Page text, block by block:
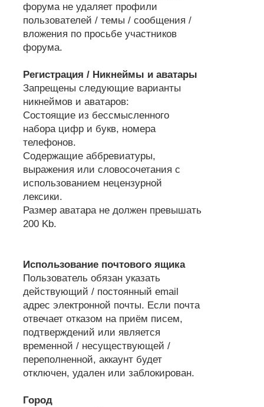
форума не удаляет профили
пользователей / темы / сообщения /
вложения по просьбе участников
форума.
Регистрация / Никнеймы и аватары
Запрещены следующие варианты
никнеймов и аватаров:
Состоящие из бессмысленного
набора цифр и букв, номера
телефонов.
Содержащие аббревиатуры,
выражения или словосочетания с
использованием нецензурной
лексики.
Размер аватара не должен превышать
200 Kb.
Использование почтового ящика
Пользователь обязан указать
действующий / постоянный email
адрес электронной почты. Если почта
отвечает отказом на приём писем,
подтверждений или является
временной / несуществующей /
переполненной, аккаунт будет
отключен, удален или заблокирован.
Город